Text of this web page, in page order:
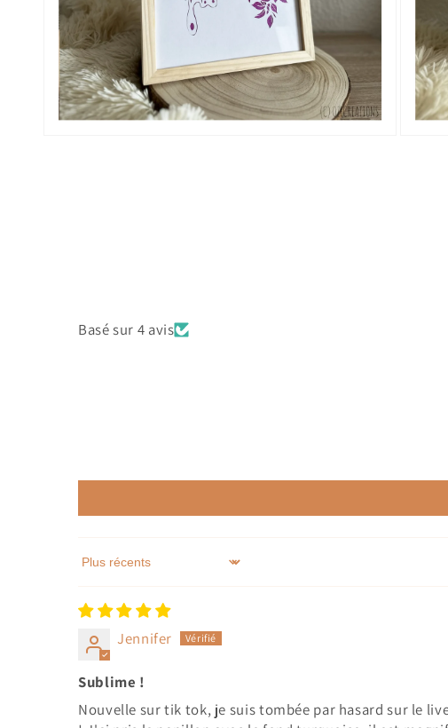
Basé sur 4 avis
Sort by
Jennifer
Sublime !
Nouvelle sur tik tok, je suis tombée par hasard sur le